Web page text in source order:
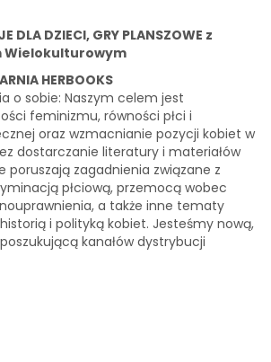
DLA DZIECI, GRY PLANSZOWE z
Wielokulturowym
HERBOOKS
o sobie: Naszym celem jest
feminizmu, równości płci i
oraz wzmacnianie pozycji kobiet w
dostarczanie literatury i materiałów
poruszają zagadnienia związane z
płciową, przemocą wobec
a także inne tematy
i polityką kobiet. Jesteśmy nową,
kanałów dystrybucji